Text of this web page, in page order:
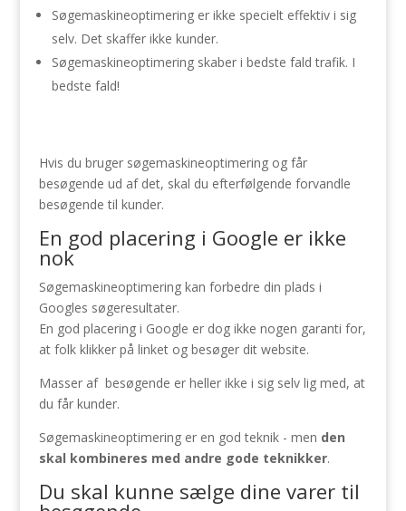
Søgemaskineoptimering er ikke specielt effektiv i sig
selv. Det skaffer ikke kunder.
Søgemaskineoptimering skaber i bedste fald trafik. I
bedste fald!
Hvis du bruger søgemaskineoptimering og får
besøgende ud af det, skal du efterfølgende forvandle
besøgende til kunder.
En god placering i Google er ikke
nok
Søgemaskineoptimering kan forbedre din plads i
Googles søgeresultater.
En god placering i Google er dog ikke nogen garanti for,
at folk klikker på linket og besøger dit website.
Masser af besøgende er heller ikke i sig selv lig med, at
du får kunder.
Søgemaskineoptimering er en god teknik - men den
skal kombineres med andre gode teknikker.
Du skal kunne sælge dine varer til